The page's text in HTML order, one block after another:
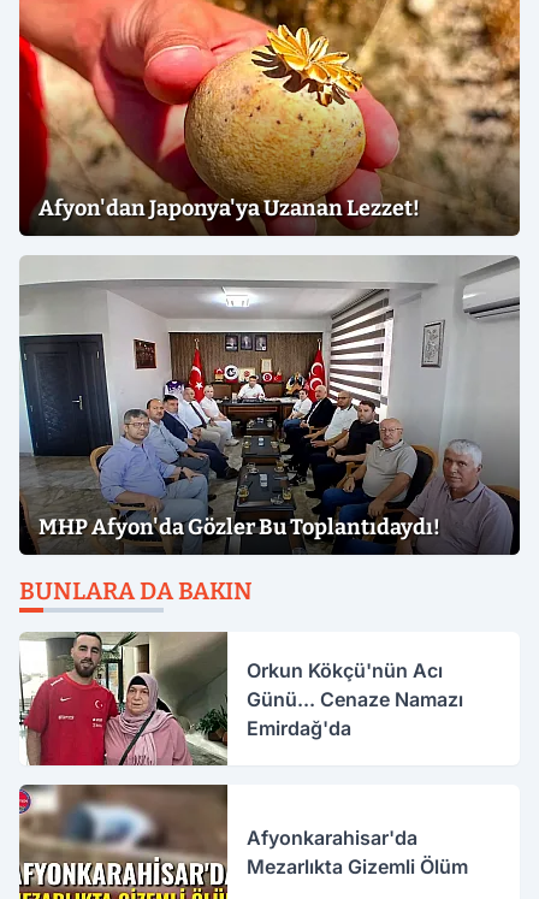
Afyon'dan Japonya'ya Uzanan Lezzet!
MHP Afyon'da Gözler Bu Toplantıdaydı!
BUNLARA DA BAKIN
Orkun Kökçü'nün Acı
Günü... Cenaze Namazı
Emirdağ'da
Afyonkarahisar'da
Mezarlıkta Gizemli Ölüm